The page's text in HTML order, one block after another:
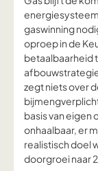
energiesysteem
gaswinning
oproep in de
betaalbaarheid
zegt niets over
basis van eigen
onhaalbaar, er
realistisch doel
doorgroei naar